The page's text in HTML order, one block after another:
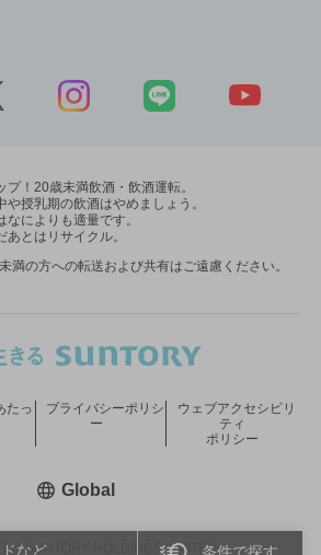
条件で探す
プ！20歳未満飲酒・飲酒運転。
や授乳期の飲酒はやめましょう。
なによりも適量です。
あとはリサイクル。
満の方への転送および共有はご遠慮ください。
© SUNTORY HOLDINGS LIMITED.
たっ
プライバシーポリシ
ー
ウェブアクセシビリ
ティ
ポリシー
Global新しいウィンドウで開く